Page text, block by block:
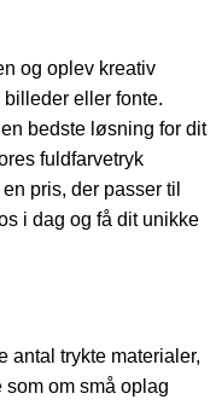
og oplev kreativ
eller fonte.
bedste løsning for dit
fuldfarvetryk
pris, der passer til
i dag og få dit unikke
antal trykte materialer,
om små oplag